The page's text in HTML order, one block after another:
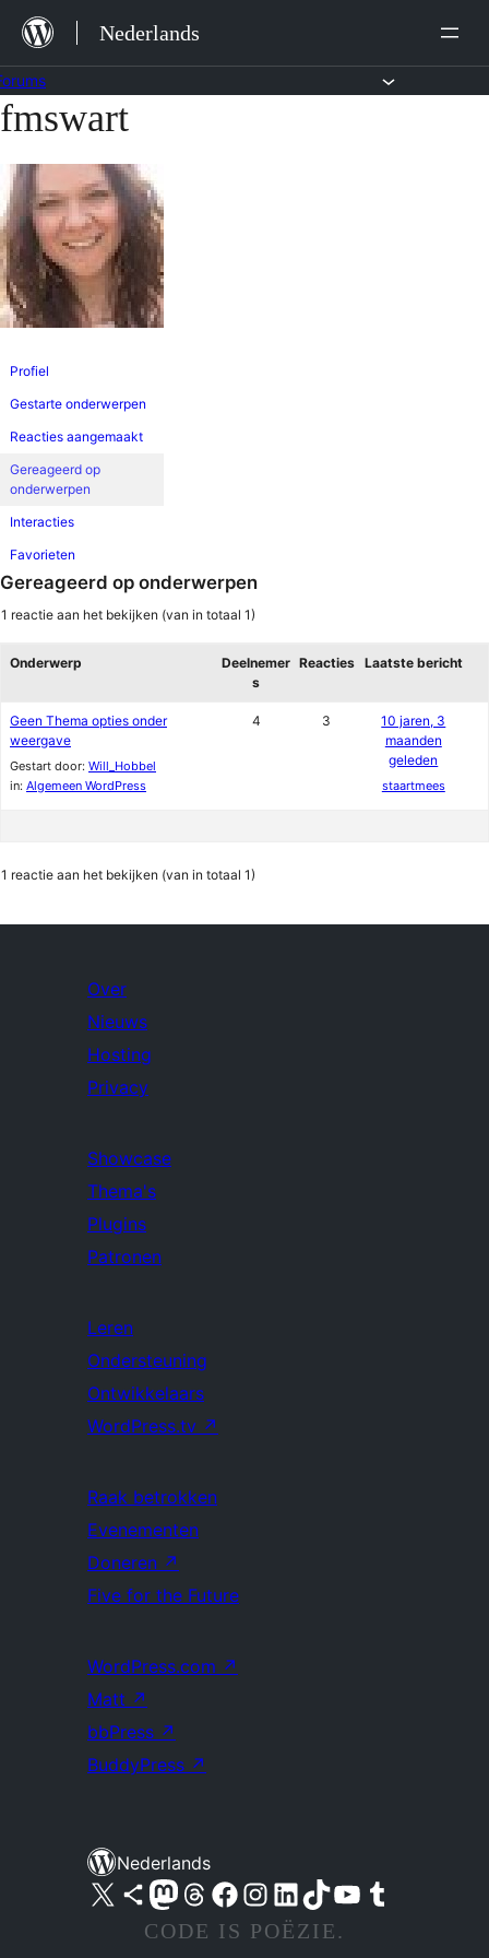
naar
de
inhoud
Nederlands
Ga
de
inhoud
fmswart
Profiel
Gestarte onderwerpen
Reacties aangemaakt
Gereageerd op
onderwerpen
Interacties
Favorieten
Gereageerd op onderwerpen
1 reactie aan het bekijken (van in totaal 1)
Onderwerp
Deelnemer
s
Reacties Laatste bericht
Geen Thema opties onder
weergave
Gestart door: Will_Hobbel
in: Algemeen WordPress
4 3
10 jaren, 3
maanden
geleden
staartmees
1 reactie aan het bekijken (van in totaal 1)
Over
Nieuws
Hosting
Privacy
Showcase
Thema's
Plugins
Patronen
Leren
Ondersteuning
Ontwikkelaars
WordPress.tv ↗
Raak betrokken
Evenementen
Doneren ↗
Five for the Future
WordPress.com ↗
Matt ↗
bbPress ↗
BuddyPress ↗
Nederlands
Bezoek ons X (voorheen Twitter) account
Bezoek ons Bluesky account
Bezoek ons Mastodon account
Bezoek ons Threads account
Onze Facebook pagina bezoeken
Bezoek ons Instagram account
Bezoek ons LinkedIn account
Bezoek ons TikTok account
Bezoek ons YouTube kanaalBezoek ons Tumblr account
CODE IS POËZIE.